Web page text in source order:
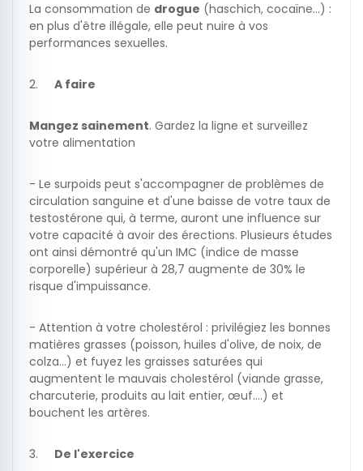
La consommation de drogue (haschich, cocaïne…) :
en plus d'être illégale, elle peut nuire à vos
performances sexuelles.
2. A faire
Mangez sainement. Gardez la ligne et surveillez
votre alimentation
- Le surpoids peut s'accompagner de problèmes de
circulation sanguine et d'une baisse de votre taux de
testostérone qui, à terme, auront une influence sur
votre capacité à avoir des érections. Plusieurs études
ont ainsi démontré qu'un IMC (indice de masse
corporelle) supérieur à 28,7 augmente de 30% le
risque d'impuissance.
- Attention à votre cholestérol : privilégiez les bonnes
matières grasses (poisson, huiles d'olive, de noix, de
colza…) et fuyez les graisses saturées qui
augmentent le mauvais cholestérol (viande grasse,
charcuterie, produits au lait entier, œuf….) et
bouchent les artères.
3. De l'exercice